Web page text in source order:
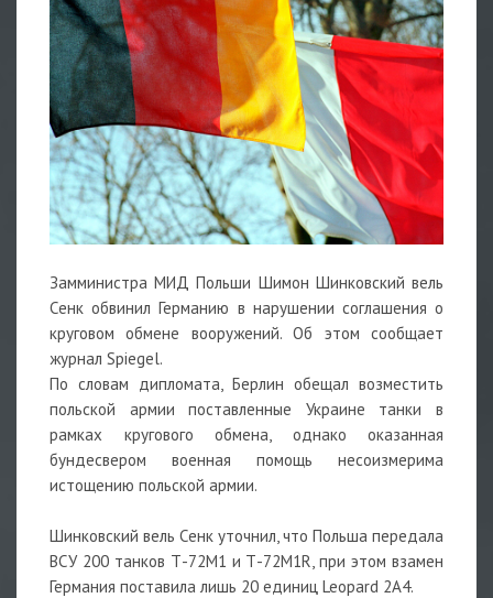
Замминистра МИД Польши Шимон Шинковский вель
Сенк обвинил Германию в нарушении соглашения о
круговом обмене вооружений. Об этом сообщает
журнал Spiegel.
По словам дипломата, Берлин обещал возместить
польской армии поставленные Украине танки в
рамках кругового обмена, однако оказанная
бундесвером военная помощь несоизмерима
истощению польской армии.
Шинковский вель Сенк уточнил, что Польша передала
ВСУ 200 танков Т-72М1 и Т-72М1R, при этом взамен
Германия поставила лишь 20 единиц Leopard 2A4.